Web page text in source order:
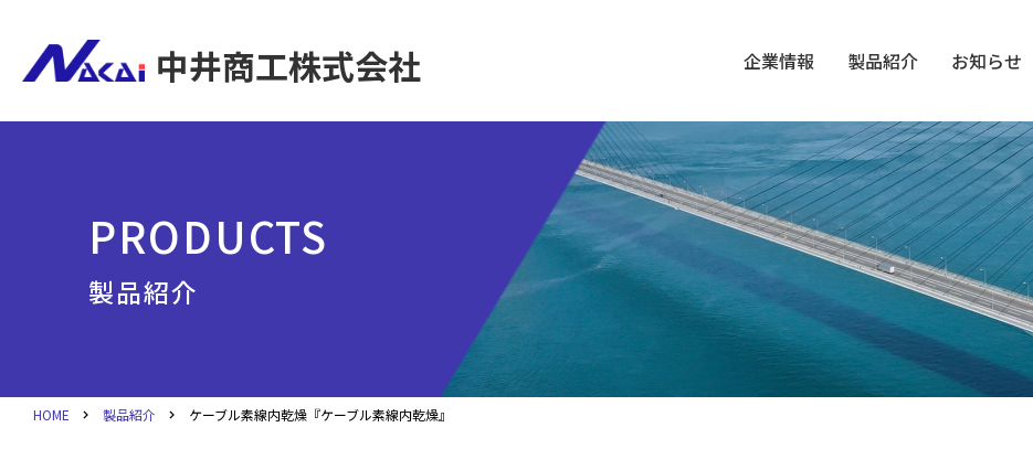
中井商工株式会社 企業情報 製品紹介 お知らせ
PRODUCTS
製品紹介
HOME 製品紹介 ケーブル素線内乾燥『ケーブル素線内乾燥』